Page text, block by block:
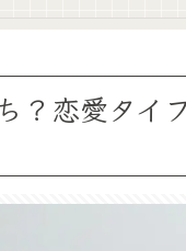
？恋愛タイ